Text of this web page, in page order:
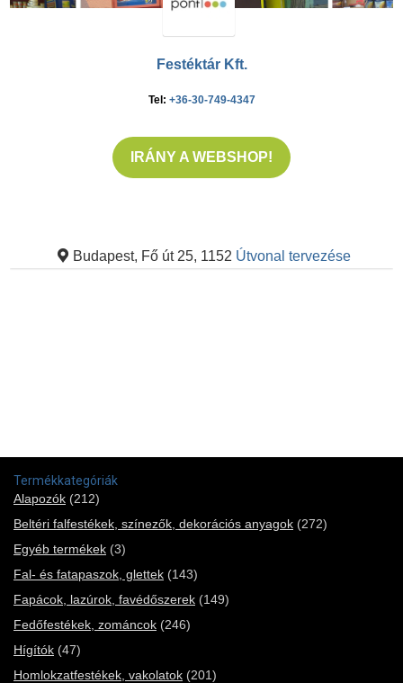
Festéktár Kft.
Tel: +36-30-749-4347
IRÁNY A WEBSHOP!
Budapest, Fő út 25, 1152 Útvonal tervezése
Termékkategóriák
Alapozók (212)
Beltéri falfestékek, színezők, dekorációs anyagok (272)
Egyéb termékek (3)
Fal- és fatapaszok, glettek (143)
Fapácok, lazúrok, favédőszerek (149)
Fedőfestékek, zománcok (246)
Hígítók (47)
Homlokzatfestékek, vakolatok (201)